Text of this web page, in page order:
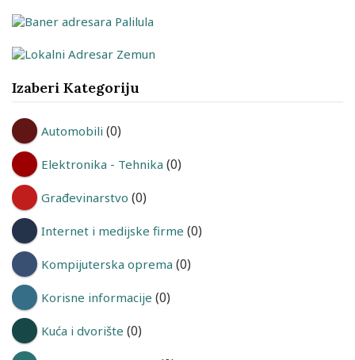
Izaberi Kategoriju
Automobili (0)
Elektronika - Tehnika (0)
Građevinarstvo (0)
Internet i medijske firme (0)
Kompijuterska oprema (0)
Korisne informacije (0)
Kuća i dvorište (0)